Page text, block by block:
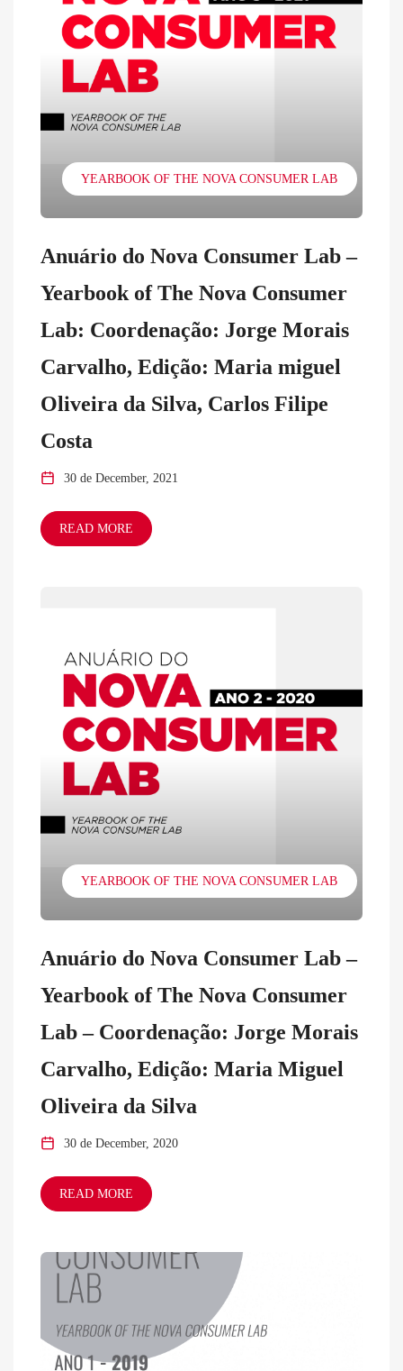
YEARBOOK OF THE NOVA CONSUMER LAB
Anuário do Nova Consumer Lab –
Yearbook of The Nova Consumer
Lab: Coordenação: Jorge Morais
Carvalho, Edição: Maria miguel
Oliveira da Silva, Carlos Filipe
Costa
30 de December, 2021
READ MORE
YEARBOOK OF THE NOVA CONSUMER LAB
Anuário do Nova Consumer Lab –
Yearbook of The Nova Consumer
Lab – Coordenação: Jorge Morais
Carvalho, Edição: Maria Miguel
Oliveira da Silva
30 de December, 2020
READ MORE